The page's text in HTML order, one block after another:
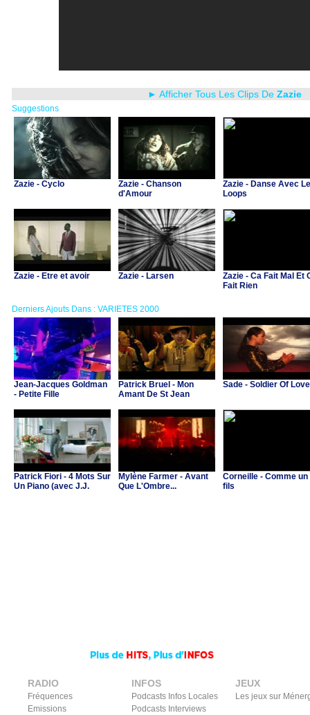
► Afficher Tous Les Clips De Zazie
Suggestions
Zazie - Cyclo
Zazie - Chanson
d'Amour
Zazie - Danse Avec
Loops
Zazie - Etre et avoir Zazie - Larsen
Zazie - Ca Fait Mal Et
Fait Rien
Derniers Ajouts Dans : VARIETES 2000
Jean-Jacques Goldman
- Petite Fille
Patrick Bruel - Mon
Amant De St Jean
Sade - Soldier Of Love
Patrick Fiori - 4 Mots Sur
Un Piano (avec J.J.
Mylène Farmer - Avant
Que L'Ombre...
Corneille - Comme un
fils
RADIO
Fréquences
Emissions
INFOS
Podcasts Infos Locales
Podcasts Interviews
JEUX
Les jeux sur